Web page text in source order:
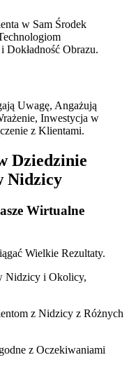
w Sam Środek
Dokładność Obrazu.
Uwagę, Angażują
Inwestycja w
z Klientami.
Dziedzinie
Nidzicy
Wirtualne
Wielkie Rezultaty.
Nidzicy i Okolicy,
z Nidzicy z Różnych
z Oczekiwaniami